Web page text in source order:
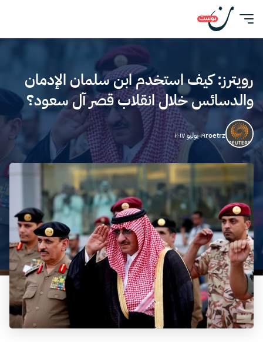
رويترز: كيف استخدم ابن سلمان الإدمان
والدسائس خلال انقلاب قصر آل سعود؟
roetrz١٩ يوليو ٢٠١٧